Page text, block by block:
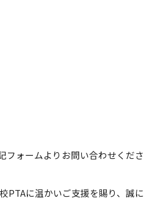
フォームよりお問い合わせくださ
PTAに温かいご支援を賜り、誠に